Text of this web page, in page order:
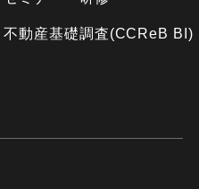
不動産基礎調査(CCReB BI)